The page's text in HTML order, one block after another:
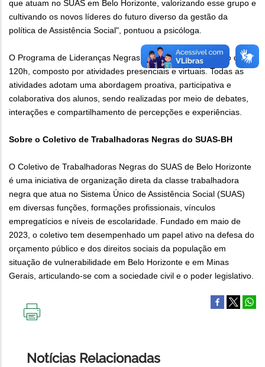
que atuam no SUAS em Belo Horizonte, valorizando esse grupo e
cultivando os novos líderes do futuro diverso da gestão da
política de Assistência Social", pontuou a psicóloga.
O Programa de Lideranças Negras na Gestão tem duração de
120h, composto por atividades presenciais e virtuais. Todas as
atividades adotam uma abordagem proativa, participativa e
colaborativa dos alunos, sendo realizadas por meio de debates,
interações e compartilhamento de percepções e experiências.
Sobre o Coletivo de Trabalhadoras Negras do SUAS-BH
O Coletivo de Trabalhadoras Negras do SUAS de Belo Horizonte
é uma iniciativa de organização direta da classe trabalhadora
negra que atua no Sistema Único de Assistência Social (SUAS)
em diversas funções, formações profissionais, vínculos
empregatícios e níveis de escolaridade. Fundado em maio de
2023, o coletivo tem desempenhado um papel ativo na defesa do
orçamento público e dos direitos sociais da população em
situação de vulnerabilidade em Belo Horizonte e em Minas
Gerais, articulando-se com a sociedade civil e o poder legislativo.
Notícias Relacionadas